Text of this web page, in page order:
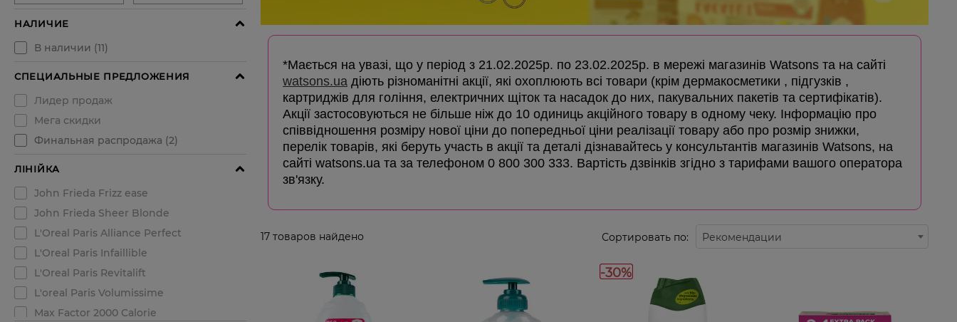
*Мається на увазі, що у період з 21.02.2025р. по 23.02.2025р. в мережі магазинів Watsons та на сайті
watsons.ua діють різноманітні акції, які охоплюють всі товари (крім дермакосметики , підгузків ,
картриджів для гоління, електричних щіток та насадок до них, пакувальних пакетів та сертифікатів).
Акції застосовуються не більше ніж до 10 одиниць акційного товару в одному чеку. Інформацію про
співвідношення розміру нової ціни до попередньої ціни реалізації товару або про розмір знижки,
перелік товарів, які беруть участь в акції та деталі дізнавайтесь у консультантів магазинів Watsons, на
сайті watsons.ua та за телефоном 0 800 300 333. Вартість дзвінків згідно з тарифами вашого оператора
зв'язку.
17 товаров найдено Сортировать по: Рекомендации
-30%